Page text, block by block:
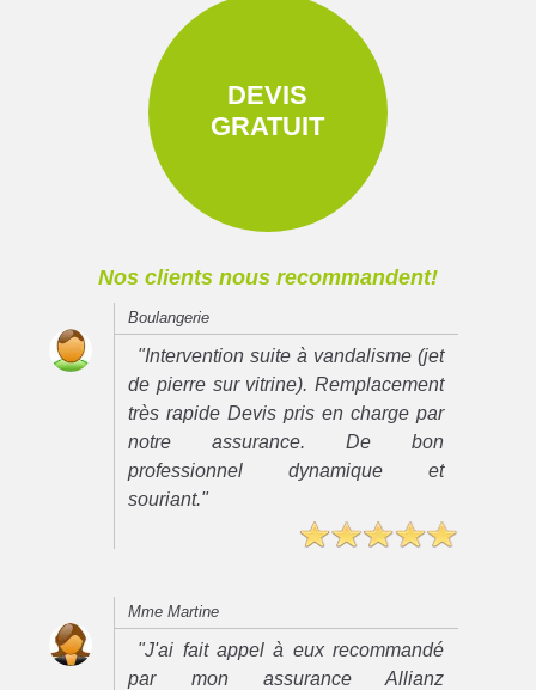
DEVIS
GRATUIT
Nos clients nous recommandent!
Boulangerie
"Intervention suite à vandalisme (jet
de pierre sur vitrine). Remplacement
très rapide Devis pris en charge par
notre assurance. De bon
professionnel dynamique et
souriant."
Mme Martine
"J'ai fait appel à eux recommandé
par mon assurance Allianz